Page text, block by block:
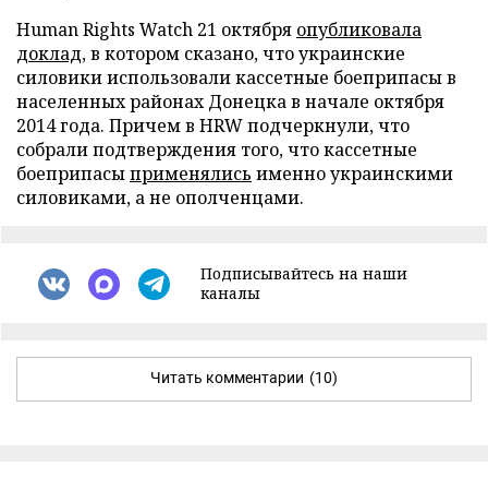
Human Rights Watch 21 октября опубликовала
доклад, в котором сказано, что украинские
силовики использовали кассетные боеприпасы в
населенных районах Донецка в начале октября
2014 года. Причем в HRW подчеркнули, что
собрали подтверждения того, что кассетные
боеприпасыприменялись именно украинскими
силовиками, а не ополченцами.
Подписывайтесь на наши
каналы
Читать комментарии (10)